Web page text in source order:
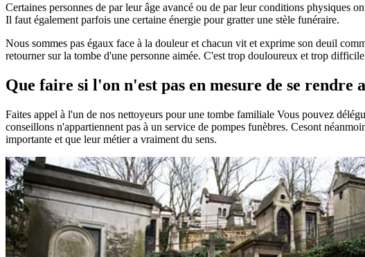
Certaines personnes de par leur âge avancé ou de par leur conditions physiques
Il faut également parfois une certaine énergie pour gratter une stèle funéraire.
Nous sommes pas égaux face à la douleur et chacun vit et exprime son deuil
retourner sur la tombe d'une personne aimée. C'est trop douloureux et trop
Que faire si l'on n'est pas en mesure de se rendre
Faites appel à l'un de nos nettoyeurs pour une tombe familiale Vous pouvez
conseillons n'appartiennent pas à un service de pompes funèbres. Cesont
importante et que leur métier a vraiment du sens.